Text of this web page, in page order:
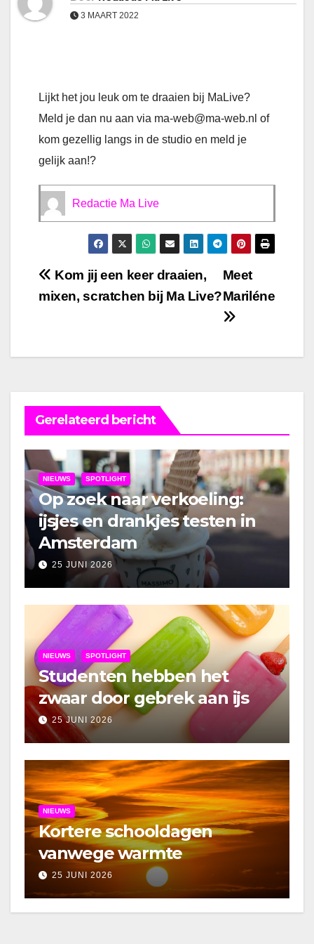
3 MAART 2022
Lijkt het jou leuk om te draaien bij MaLive?
Meld je dan nu aan via ma-web@ma-web.nl of
kom gezellig langs in de studio en meld je
gelijk aan!?
Redactie Ma Live
Bericht
navigatie
Meet
Mariléne
Kom jij een keer draaien,
mixen, scratchen bij Ma Live?
Gerelateerd bericht
NIEUWS SPOTLIGHT
Op zoek naar verkoeling:
ijsjes en drankjes testen in
Amsterdam
25 JUNI 2026
NIEUWS SPOTLIGHT
Studenten hebben het
zwaar door gebrek aan ijs
25 JUNI 2026
NIEUWS
Kortere schooldagen
vanwege warmte
25 JUNI 2026